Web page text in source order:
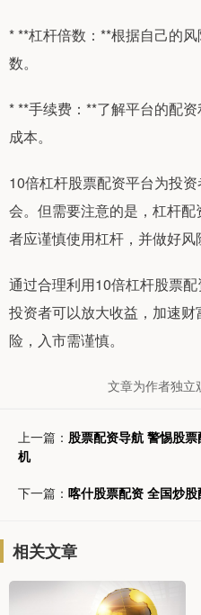
* **杠杆倍数：**根据自己的
数。
* **手续费：**了解平台的配
成本。
10倍杠杆股票配资平台为投
会。但需要注意的是，杠杆
者应谨慎使用杠杆，并做好风
通过合理利用10倍杠杆股票
投资者可以放大收益，加速
险，入市需谨慎。
文章为作者独立
上一篇： 股票配资导航 警惕股
机
下一篇： 喀什股票配资 全国炒
相关文章